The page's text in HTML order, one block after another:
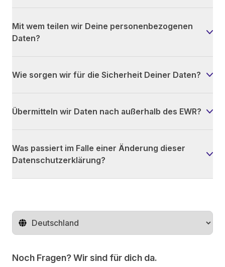
Mit wem teilen wir Deine personenbezogenen
Daten?
Wie sorgen wir für die Sicherheit Deiner Daten?
Übermitteln wir Daten nach außerhalb des EWR?
Was passiert im Falle einer Änderung dieser
Datenschutzerklärung?
Region ändern
Noch Fragen? Wir sind für dich da.